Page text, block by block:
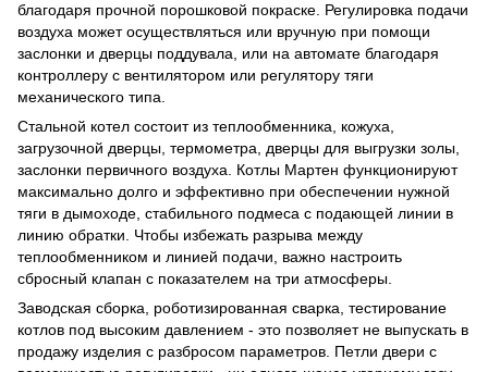
благодаря прочной порошковой покраске. Регулировка подачи
воздуха может осуществляться или вручную при помощи
заслонки и дверцы поддувала, или на автомате благодаря
контроллеру с вентилятором или регулятору тяги
механического типа.
Стальной котел состоит из теплообменника, кожуха,
загрузочной дверцы, термометра, дверцы для выгрузки золы,
заслонки первичного воздуха. Котлы Мартен функционируют
максимально долго и эффективно при обеспечении нужной
тяги в дымоходе, стабильного подмеса с подающей линии в
линию обратки. Чтобы избежать разрыва между
теплообменником и линией подачи, важно настроить
сбросный клапан с показателем на три атмосферы.
Заводская сборка, роботизированная сварка, тестирование
котлов под высоким давлением - это позволяет не выпускать в
продажу изделия с разбросом параметров. Петли двери с